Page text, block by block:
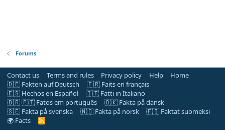
Forums
Contact us Terms and rules Privacy policy Help
Home
🇩🇪 Fakten auf Deutsch
🇫🇷 Faits en français
🇪🇸 Hechos en Español
🇮🇹 Fatti in Italiano
🇧🇷 🇵🇹 Fatos em português
🇩🇰 Fakta på dansk
🇸🇪 Fakta på svenska
🇳🇴 Fakta på norsk
🇫🇮 Faktat suomeksi
🌍 Facts
R